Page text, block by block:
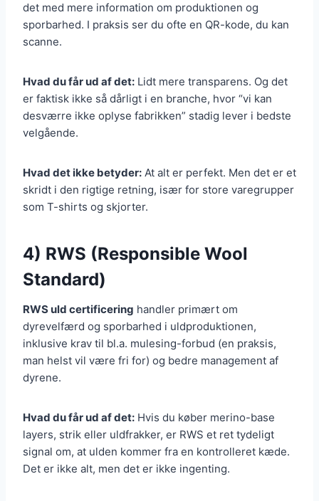
det med mere information om produktionen og
sporbarhed. I praksis ser du ofte en QR-kode, du kan
scanne.
Hvad du får ud af det: Lidt mere transparens. Og det
er faktisk ikke så dårligt i en branche, hvor “vi kan
desværre ikke oplyse fabrikken” stadig lever i bedste
velgående.
Hvad det ikke betyder: At alt er perfekt. Men det er et
skridt i den rigtige retning, især for store varegrupper
som T-shirts og skjorter.
4) RWS (Responsible Wool
Standard)
RWS uld certificering handler primært om
dyrevelfærd og sporbarhed i uldproduktionen,
inklusive krav til bl.a. mulesing-forbud (en praksis,
man helst vil være fri for) og bedre management af
dyrene.
Hvad du får ud af det: Hvis du køber merino-base
layers, strik eller uldfrakker, er RWS et ret tydeligt
signal om, at ulden kommer fra en kontrolleret kæde.
Det er ikke alt, men det er ikke ingenting.